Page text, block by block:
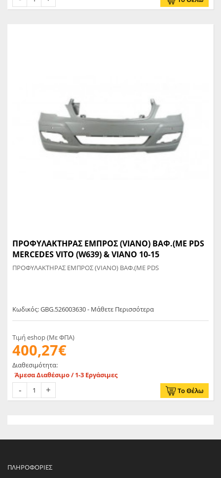
ΠΡΟΦΥΛΑΚΤΗΡΑΣ ΕΜΠΡΟΣ (VIANO) ΒΑΦ.(ΜΕ PDS
MERCEDES VITO (W639) & VIANO 10-15
ΠΡΟΦΥΛΑΚΤΗΡΑΣ ΕΜΠΡΟΣ (VIANO) ΒΑΦ.(ΜΕ PDS
Κωδικός: GBG.526003630 - Μάθετε Περισσότερα
Τιμή eshop (Με ΦΠΑ)
400,27€
Διαθεσιμότητα:
Άμεσα Διαθέσιμο / 1-3 Εργάσιμες
Το Θέλω
ΠΛΗΡΟΦΟΡΊΕΣ